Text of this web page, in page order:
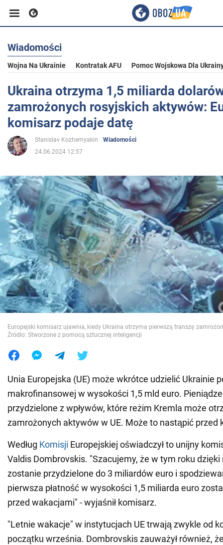
Biznes
Sport
Rozrywka
Życie
Polityka
Społeczeństwo
Wojna na Ukrainie
Świat
Jedzenie
Wiadomości
Wojna Na Ukrainie Kontratak AFU Pomoc Wojskowa Dla
Ukraina otrzyma 1,5 miliarda
zamrożonych rosyjskich aktywów:
komisarz podaje datę
Stanislav Kozhemyakin
Wiadomości
24.06.2024 12:57
Europejski komisarz ujawnia, kiedy Ukraina otrzyma pierwszą transzę
Źródło: Stworzone z pomocą sztucznej inteligencji
Unia Europejska (UE) może wkrótce udzielić Ukrainie
makrofinansowej w wysokości 1,5 mld euro.
przydzielone z wpływów, które reżim Kremla może
zamrożonych aktywów w UE. Może to nastąpić przed
Według Komisji Europejskiej oświadczył to unijny
Valdis Dombrovskis. "Szacujemy, że w tym roku
zostanie przydzielone do 3 miliardów euro i
pierwsza płatność w wysokości 1,5 miliarda euro
przed wakacjami" - wyjaśnił komisarz.
"Letnie wakacje" w instytucjach UE trwają zwykle od
początku września. Dombrovskis zauważył również,